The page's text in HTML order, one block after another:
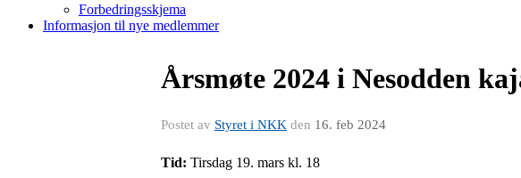
Forbedringsskjema
Informasjon til nye medlemmer
Årsmøte 2024 i Nesodden
Postet av Styret i NKK den 16. feb 2024
Tid: Tirsdag 19. mars kl. 18